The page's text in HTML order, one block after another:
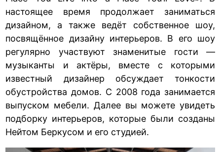
настоящее время продолжает заниматься
дизайном, а также ведёт собственное шоу,
посвящённое дизайну интерьеров. В его шоу
регулярно участвуют знаменитые гости —
музыканты и актёры, вместе с которыми
известный дизайнер обсуждает тонкости
обустройства домов. С 2008 года занимается
выпуском мебели. Далее вы можете увидеть
подборку интерьеров, которые были созданы
Нейтом Беркусом и его студией.